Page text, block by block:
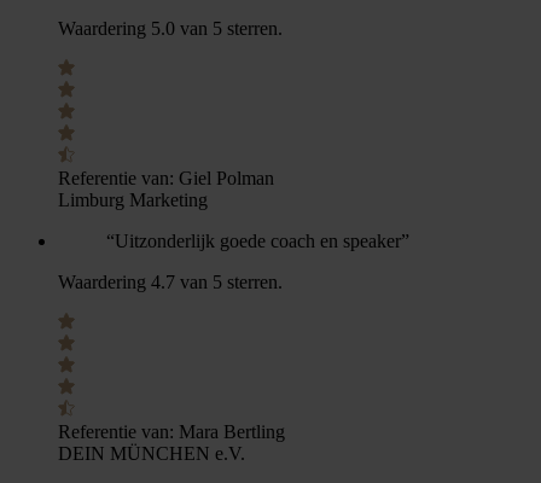
Waardering 5.0 van 5 sterren.
Referentie van: Giel Polman
Limburg Marketing
“Uitzonderlijk goede coach en speaker”
Waardering 4.7 van 5 sterren.
Referentie van: Mara Bertling
DEIN MÜNCHEN e.V.